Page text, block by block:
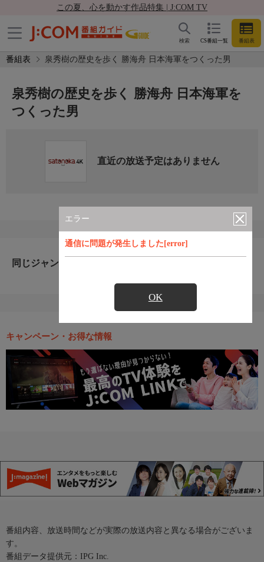
この夏、心を動かす作品特集 | J:COM TV
CS番組一覧 番組表
検索
番組表 泉秀樹の歴史を歩く 勝海舟 日本海軍をつくった男
エラー
通信に問題が発生しました[error]
OK
泉秀樹の歴史を歩く 勝海舟 日本海軍を
つくった男
直近の放送予定はありません
同じジャンルのおすすめ番組
キャンペーン・お得な情報
番組内容、放送時間などが実際の放送内容と異なる場合がございま
す。
番組データ提供元：IPG Inc.